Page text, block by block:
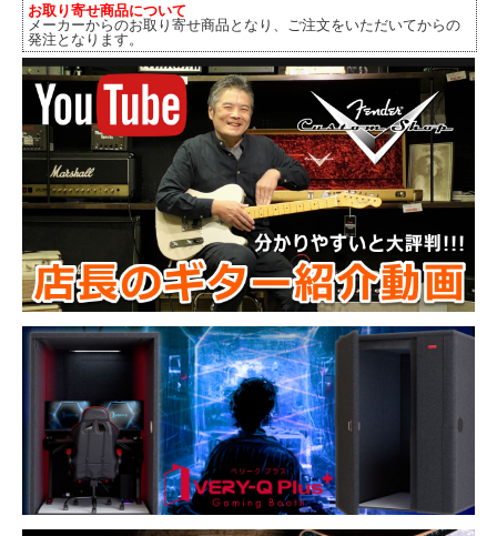
お取り寄せ商品について
メーカーからのお取り寄せ商品となり、ご注文をいただいてからの
発注となります。